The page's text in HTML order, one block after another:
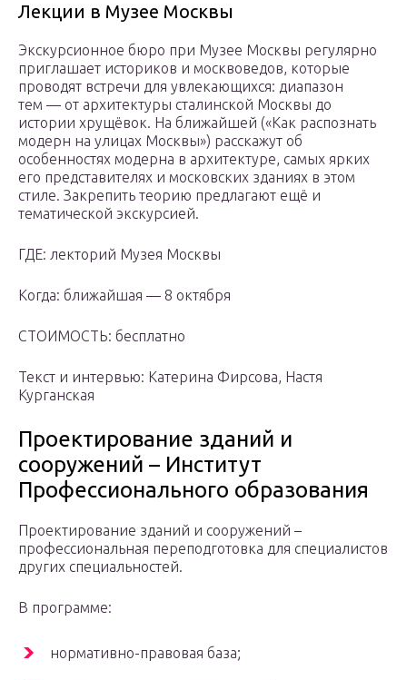
Лекции в Музее Москвы
Экскурсионное бюро при Музее Москвы регулярно
приглашает историков и москвоведов, которые
проводят встречи для увлекающихся: диапазон
тем — от архитектуры сталинской Москвы до
истории хрущёвок. На ближайшей («Как распознать
модерн на улицах Москвы») расскажут об
особенностях модерна в архитектуре, самых ярких
его представителях и московских зданиях в этом
стиле. Закрепить теорию предлагают ещё и
тематической экскурсией.
ГДЕ: лекторий Музея Москвы
Когда: ближайшая — 8 октября
СТОИМОСТЬ: бесплатно
Текст и интервью: Катерина Фирсова, Настя
Курганская
Проектирование зданий и
сооружений – Институт
Профессионального образования
Проектирование зданий и сооружений –
профессиональная переподготовка для специалистов
других специальностей.
В программе:
нормативно-правовая база;